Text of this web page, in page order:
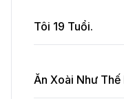
Tôi 19 Tuổi.
Ăn Xoài Như Thế